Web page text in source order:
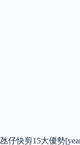
氹仔快剪15大優勢